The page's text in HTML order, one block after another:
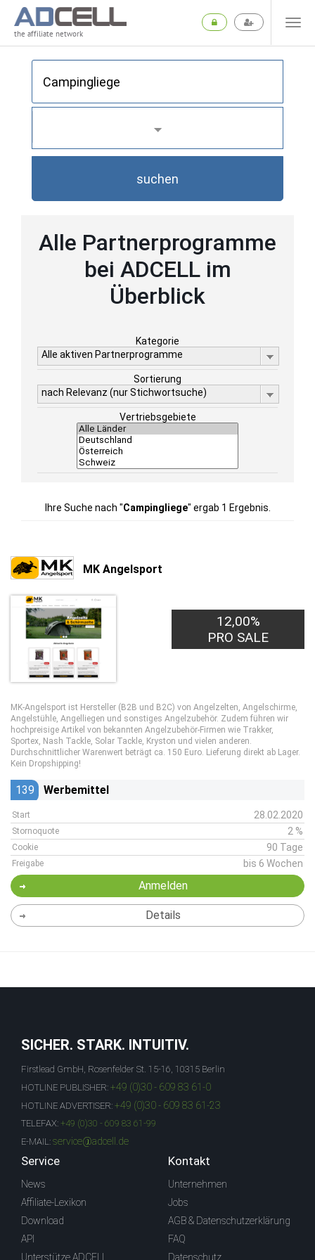
the affiliate network
suchen
Alle Partnerprogramme
bei ADCELL im
Überblick
Kategorie
Alle aktiven Partnerprogramme
Sortierung
nach Relevanz (nur Stichwortsuche)
Vertriebsgebiete
Ihre Suche nach "Campingliege" ergab 1 Ergebnis.
MK Angelsport
12,00%
PRO SALE
MK-Angelsport ist Hersteller (B2B und B2C) von Angelzelten, Angelschirme,
Angelstühle, Angelliegen und sonstiges Angelzubehör. Zudem führen wir
hochpreisige Artikel von bekannten Angelzubehör-Firmen wie Trakker,
Sportex, Nash Tackle, Solar Tackle, Kryston und vielen anderen.
Durchschnittlicher Warenwert beträgt ca. 150 Euro. Lieferung direkt ab Lager.
Kein Dropshipping!
139 Werbemittel
Start 28.02.2020
Stornoquote 2 %
Cookie 90 Tage
Freigabe bis 6 Wochen
Anmelden
Details
SICHER. STARK. INTUITIV.
Firstlead GmbH, Rosenfelder St. 15-16, 10315 Berlin
HOTLINE PUBLISHER: +49 (0)30 - 609 83 61-0
HOTLINE ADVERTISER: +49 (0)30 - 609 83 61-23
TELEFAX: +49 (0)30 - 609 83 61-99
E-MAIL: service@adcell.de
Service
News
Affiliate-Lexikon
Download
API
Unterstütze ADCELL
Kontakt
Unternehmen
Jobs
AGB & Datenschutzerklärung
FAQ
Datenschutz